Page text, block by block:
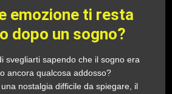
emozione ti resta
dopo un sogno?
svegliarti sapendo che il sogno era
ancora qualcosa addosso?
una nostalgia difficile da spiegare, il